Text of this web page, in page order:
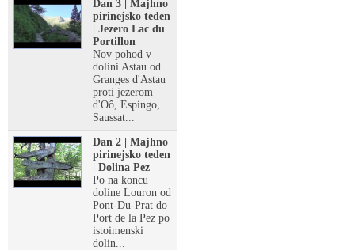
Dan 3 | Majhno
pirinejsko teden
| Jezero Lac du
Portillon
Nov pohod v
dolini Astau od
Granges d'Astau
proti jezerom
d'Oô, Espingo,
Saussat...
Dan 2 | Majhno
pirinejsko teden
| Dolina Pez
Po na koncu
doline Louron od
Pont-Du-Prat do
Port de la Pez po
istoimenski
dolin...